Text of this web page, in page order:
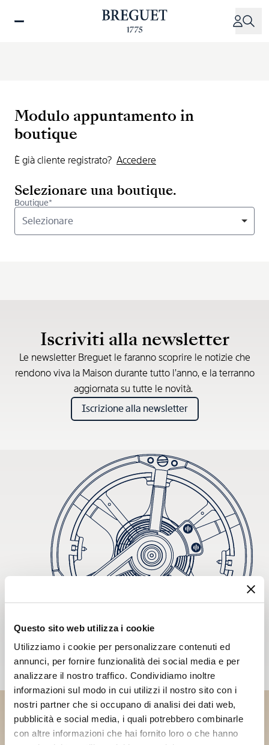
Questo sito web utilizza i cookie
Utilizziamo i cookie per personalizzare contenuti ed
annunci, per fornire funzionalità dei social media e per
analizzare il nostro traffico. Condividiamo inoltre
informazioni sul modo in cui utilizzi il nostro sito con i
nostri partner che si occupano di analisi dei dati web,
pubblicità e social media, i quali potrebbero combinarle
con altre informazioni che hai fornito loro o che hanno
Modulo appuntamento in
boutique
È già cliente registrato? Accedere
Selezionare una boutique.
Boutique*
Selezionare
Iscriviti alla newsletter
Le newsletter Breguet le faranno scoprire le notizie che
rendono viva la Maison durante tutto l’anno, e la terranno
aggiornata su tutte le novità.
Iscrizione alla newsletter
Scopri le nostre collezioni in